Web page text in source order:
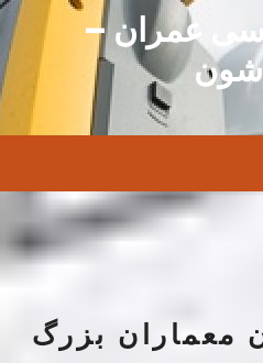
عمران –
معماران بزرگ